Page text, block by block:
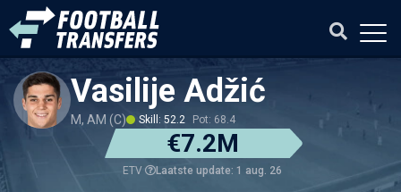
Vasilije Adžić
M, AM (C) Skill: 52.2 Pot: 68.4
€7.2M
ETV Laatste update: 1 aug. 26